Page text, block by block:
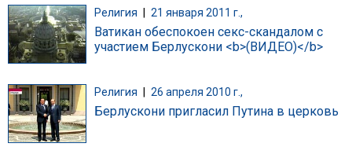
Религия 21 января 2011 г.,
Ватикан обеспокоен секс-скандалом с
участием Берлускони <b>(ВИДЕО)</b>
Религия | 26 апреля 2010 г.,
Берлускони пригласил Путина в церковь